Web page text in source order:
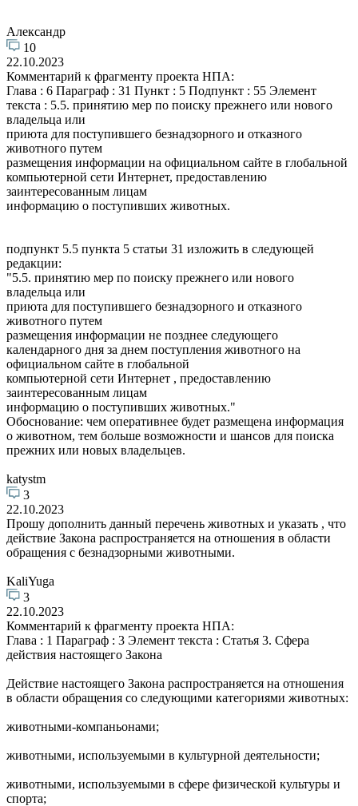
Александр
10
22.10.2023
Комментарий к фрагменту проекта НПА:
Глава : 6 Параграф : 31 Пункт : 5 Подпункт : 55 Элемент
текста : 5.5. принятию мер по поиску прежнего или нового
владельца или
приюта для поступившего безнадзорного и отказного
животного путем
размещения информации на официальном сайте в глобальной
компьютерной сети Интернет, предоставлению
заинтересованным лицам
информацию о поступивших животных.
подпункт 5.5 пункта 5 статьи 31 изложить в следующей
редакции:
"5.5. принятию мер по поиску прежнего или нового
владельца или
приюта для поступившего безнадзорного и отказного
животного путем
размещения информации не позднее следующего
календарного дня за днем поступления животного на
официальном сайте в глобальной
компьютерной сети Интернет , предоставлению
заинтересованным лицам
информацию о поступивших животных."
Обоснование: чем оперативнее будет размещена информация
о животном, тем больше возможности и шансов для поиска
прежних или новых владельцев.
katystm
3
22.10.2023
Прошу дополнить данный перечень животных и указать , что
действие Закона распространяется на отношения в области
обращения с безнадзорными животными.
KaliYuga
3
22.10.2023
Комментарий к фрагменту проекта НПА:
Глава : 1 Параграф : 3 Элемент текста : Статья 3. Сфера
действия настоящего Закона
Действие настоящего Закона распространяется на отношения
в области обращения со следующими категориями животных:
животными-компаньонами;
животными, используемыми в культурной деятельности;
животными, используемыми в сфере физической культуры и
спорта;